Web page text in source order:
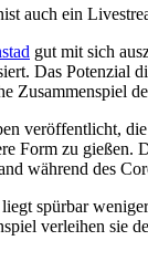
auch ein
gut mit sich
Das Potenzial
Zusammenspiel
veröffentlicht,
Form zu gießen.
während des
spürbar
verleihen sie